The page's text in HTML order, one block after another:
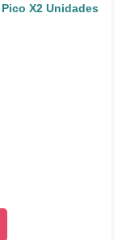
X2 Unidades